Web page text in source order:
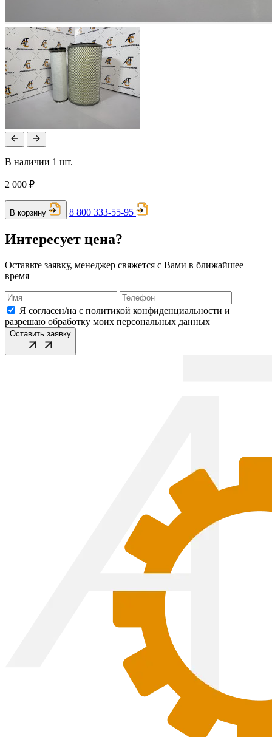
В наличии 1 шт.
2 000 ₽
В корзину 8 800 333-55-95
Интересует цена?
Оставьте заявку, менеджер свяжется с Вами в ближайшее
время
Я согласен/на с политикой конфиденциальности и
разрешаю обработку моих персональных данных
Оставить заявку